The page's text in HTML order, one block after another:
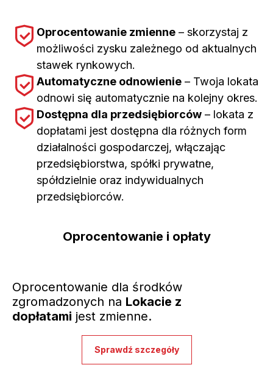
Oprocentowanie zmienne – skorzystaj z
możliwości zysku zależnego od aktualnych
stawek rynkowych.
Automatyczne odnowienie – Twoja lokata
odnowi się automatycznie na kolejny okres.
Dostępna dla przedsiębiorców – lokata z
dopłatami jest dostępna dla różnych form
działalności gospodarczej, włączając
przedsiębiorstwa, spółki prywatne,
spółdzielnie oraz indywidualnych
przedsiębiorców.
Oprocentowanie i opłaty
Oprocentowanie dla środków
zgromadzonych na Lokacie z
dopłatami jest zmienne.
Sprawdź szczegóły